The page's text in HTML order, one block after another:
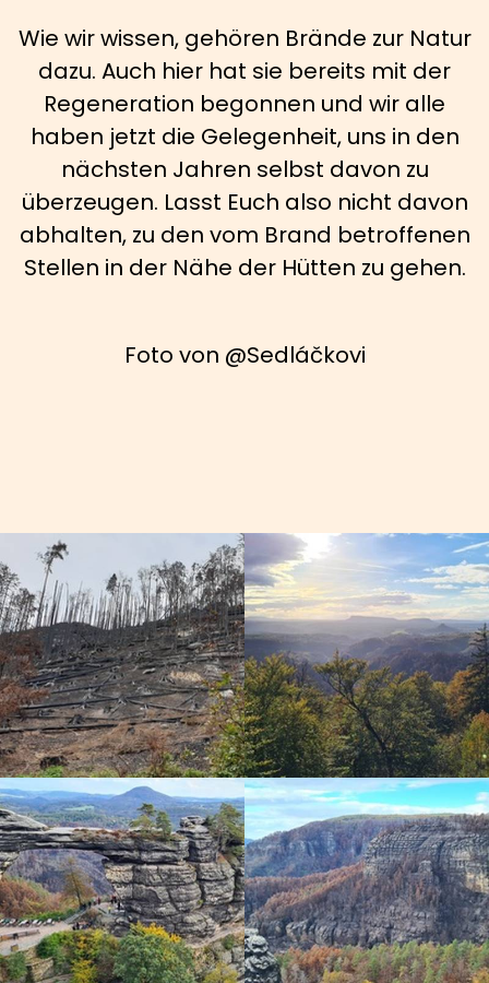
Wie wir wissen, gehören Brände zur Natur
dazu. Auch hier hat sie bereits mit der
Regeneration begonnen und wir alle
haben jetzt die Gelegenheit, uns in den
nächsten Jahren selbst davon zu
überzeugen. Lasst Euch also nicht davon
abhalten, zu den vom Brand betroffenen
Stellen in der Nähe der Hütten zu gehen.
Foto von @Sedláčkovi